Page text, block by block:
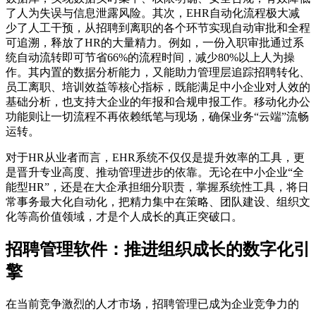
了人为失误与信息泄露风险。其次，EHR自动化流程极大减
少了人工干预，从招聘到离职的各个环节实现自动审批和全程
可追溯，释放了HR的大量精力。例如，一份入职审批通过系
统自动流转即可节省66%的流程时间，减少80%以上人为操
作。其内置的数据分析能力，又能助力管理层追踪招聘转化、
员工离职、培训效益等核心指标，既能满足中小企业对人效的
基础分析，也支持大企业的年报和合规申报工作。移动化办公
功能则让一切流程不再依赖纸笔与现场，确保业务“云端”流畅
运转。
对于HR从业者而言，EHR系统不仅仅是提升效率的工具，更
是晋升专业高度、推动管理进步的依靠。无论在中小企业“全
能型HR”，还是在大企承担细分职责，掌握系统性工具，将日
常事务最大化自动化，把精力集中在策略、团队建设、组织文
化等高价值领域，才是个人成长的真正突破口。
招聘管理软件：推进组织成长的数字化引
擎
在当前竞争激烈的人才市场，招聘管理已成为企业竞争力的